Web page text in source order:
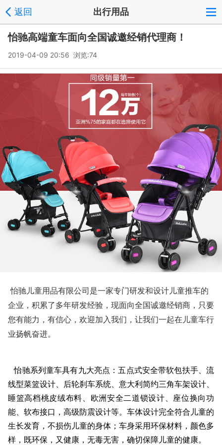
返回 出行用品
怡驰高端童车面向全国诚邀经销代理商！
2019-04-09 20:56 浏览:74
怡驰儿童用品有限公司是一家专门研发和设计儿童推车的
企业，积累了多年研发经验，现面向全国诚邀经销商，只要
您有能力，有信心，欢迎加入我们，让我们一起在儿童车行
业扬帆奋进。
怡驰系列童车具有九大亮点：五点式安全带软包扶手、流
线型菜篮设计、后轮刹车系统、意大利简约三角车架设计、
睡篮高档桃皮绒布料、欧洲安全二道锁设计、座位换向功
能、软布接口，高级防震设计等。车体设计完全符合儿童的
生长发育，不损伤儿童的身体；车身采用环保材料，颜色多
样，既环保，又健康，无毒无害，确切保障儿童的健康。